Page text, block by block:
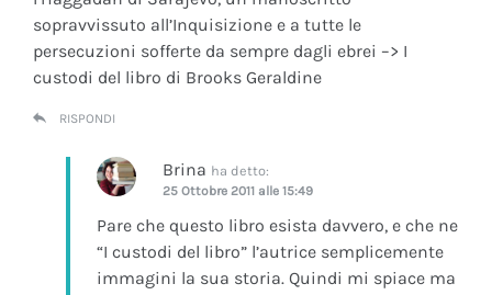
sopravvissuto all’Inquisizione e a tutte le
persecuzioni sofferte da sempre dagli ebrei –> I
custodi del libro di Brooks Geraldine
RISPONDI
Brina ha detto:
25 Ottobre 2011 alle 15:49
Pare che questo libro esista davvero, e che ne
“I custodi del libro” l’autrice semplicemente
immagini la sua storia. Quindi mi spiace ma